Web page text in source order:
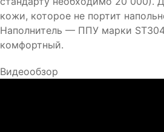
кожи, которое не портит
Наполнитель — ППУ марки
комфортный.
Видеообзор